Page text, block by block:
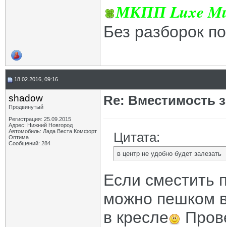
МКПП Luxe
Без разборок
18.02.2016, 09:16
shadow
Продвинутый
Регистрация: 25.09.2015
Адрес: Нижний Новгород
Автомобиль: Лада Веста Комфорт
Оптима
Сообщений: 284
Re: Вместимость
Цитата:
в центр не удобно будет залезать
Если сместить
можно пешком
в кресле